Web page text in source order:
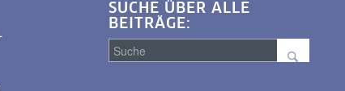
SUCHE ÜBER ALLE
BEITRÄGE: